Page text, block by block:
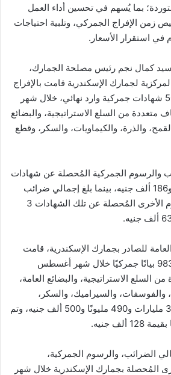
بما يُسهم في تحسين أداء العمل
زمن الإفراج الجمركي، وتلبية احتياجات
في استقرار الأسعار.
كمال نجم رئيس مصلحة الجمارك،
لجمارك الإسكندرية قامت بالإفراج
عن مشمول 13 ألفًا و508 شهادات جمركية وارد نهائي، خلال شهر
من السلع الاستراتيجية، والبضائع
والذرة، والكيماويات، والسكر، وقطع
والرسوم الجمركية المُحصلة عن شهادات
الوارد بلغت 609 ملايين و186 ألف جنيه، بينما بلغ إجمالي ضرائب
القيمة المضافة، والرسوم الأخرى المُحصلة عن تلك الشهادات 3
للصادر بجمارك الإسكندرية، قامت
بتصدير مشمول ألفين و983 بيانًا جمركيًا خلال شهر أغسطس
السلع الاستراتيجية، والبضائع العامة،
والفوسفات، والسيراميك، والسكر،
والملابس»، بقيمة بلغت 3 مليارات و490 مليونًا و500 ألف جنيه، وتم
جنيه.
الضرائب، والرسوم الجمركية،
المُحصلة بجمارك الإسكندرية خلال شهر